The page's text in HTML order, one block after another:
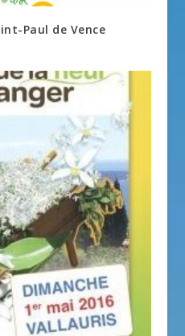
Paul de Vence